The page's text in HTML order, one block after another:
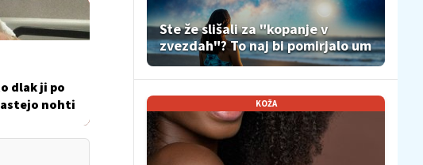
dlak ji po
nohti
Ste že slišali za "kopanje v
zvezdah"? To naj bi pomirjalo um
KOŽA